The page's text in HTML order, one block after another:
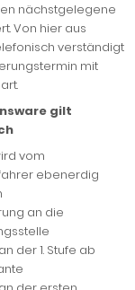
nächstgelegene
Von hier aus
verständigt
mit
gilt
vom
ebenerdig
an die
der 1. Stufe ab